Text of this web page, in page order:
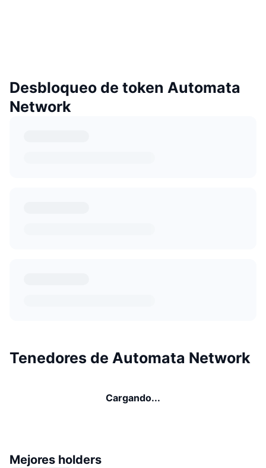
Desbloqueo de token Automata
Network
Tenedores de Automata Network
Cargando...
Mejores holders